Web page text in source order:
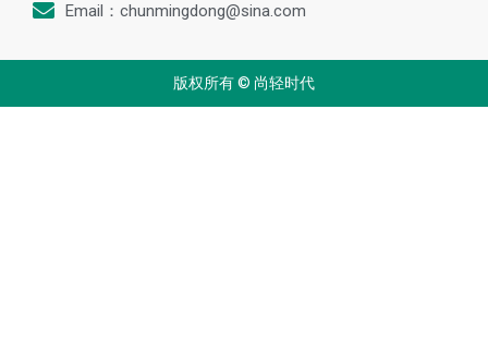
Email：chunmingdong@sina.com
版权所有 © 尚轻时代